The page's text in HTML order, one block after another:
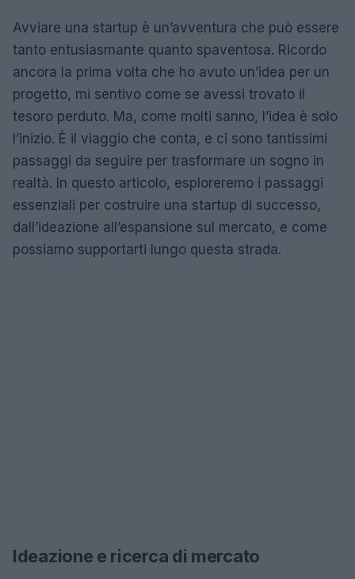
Avviare una startup è un’avventura che può essere
tanto entusiasmante quanto spaventosa. Ricordo
ancora la prima volta che ho avuto un’idea per un
progetto, mi sentivo come se avessi trovato il
tesoro perduto. Ma, come molti sanno, l’idea è solo
l’inizio. È il viaggio che conta, e ci sono tantissimi
passaggi da seguire per trasformare un sogno in
realtà. In questo articolo, esploreremo i passaggi
essenziali per costruire una startup di successo,
dall’ideazione all’espansione sul mercato, e come
possiamo supportarti lungo questa strada.
Ideazione e ricerca di mercato